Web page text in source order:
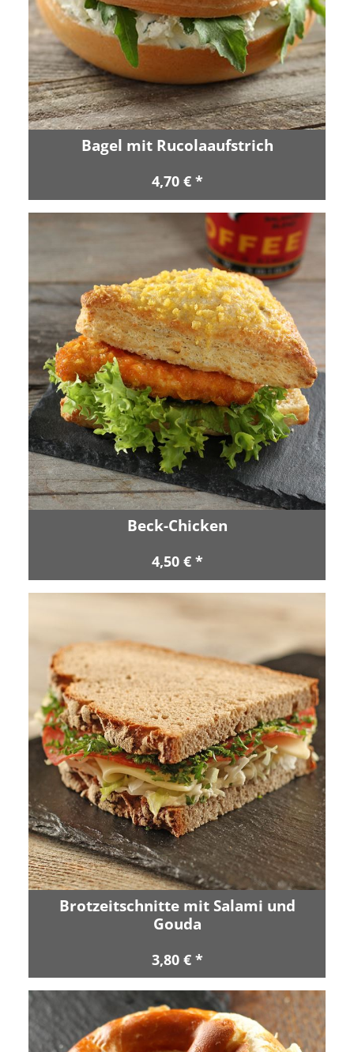
Bagel mit Rucolaaufstrich
4,70 € *
Beck-Chicken
4,50 € *
Brotzeitschnitte mit Salami und
Gouda
3,80 € *